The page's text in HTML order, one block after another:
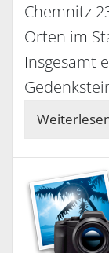
Chemnitz
Orten im
Insgesamt